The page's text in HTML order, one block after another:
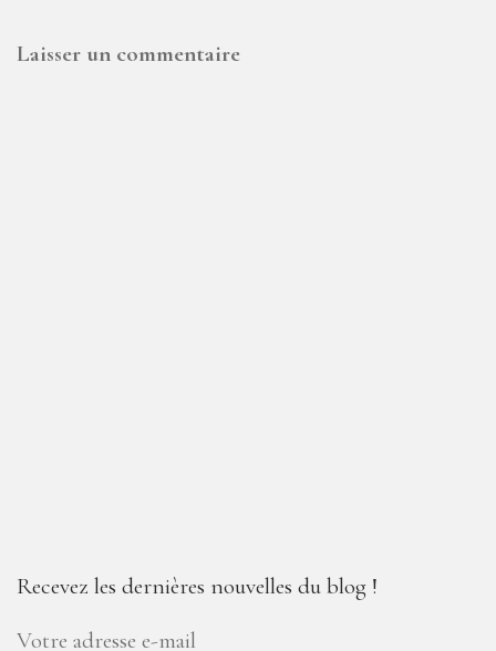
Laisser un commentaire
Recevez les dernières nouvelles du blog !
Votre adresse e-mail